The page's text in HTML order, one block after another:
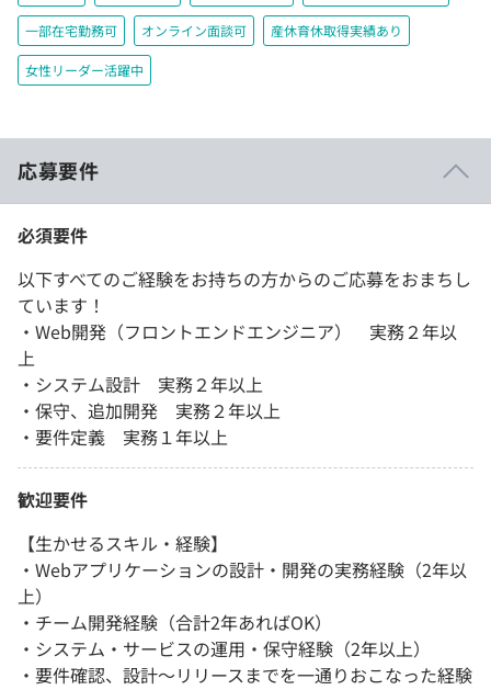
一部在宅勤務可 オンライン面談可 産休育休取得実績あり
女性リーダー活躍中
応募要件
必須要件
以下すべてのご経験をお持ちの方からのご応募をおまちし
ています！
・Web開発（フロントエンドエンジニア） 実務２年以
上
・システム設計 実務２年以上
・保守、追加開発 実務２年以上
・要件定義 実務１年以上
歓迎要件
【生かせるスキル・経験】
・Webアプリケーションの設計・開発の実務経験（2年以
上）
・チーム開発経験（合計2年あればOK）
・システム・サービスの運用・保守経験（2年以上）
・要件確認、設計～リリースまでを一通りおこなった経験